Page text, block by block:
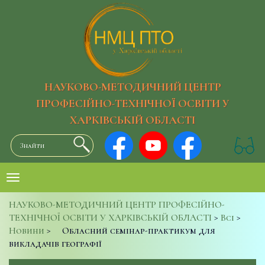
НАУКОВО-МЕТОДИЧНИЙ ЦЕНТР
ПРОФЕСІЙНО-ТЕХНІЧНОЇ ОСВІТИ У
ХАРКІВСЬКІЙ ОБЛАСТІ
НАУКОВО-МЕТОДИЧНИЙ ЦЕНТР ПРОФЕСІЙНО-
ТЕХНІЧНОЇ ОСВІТИ У ХАРКІВСЬКІЙ ОБЛАСТІ > Всі >
Новини >
Обласний семінар-практикум для
викладачів географії